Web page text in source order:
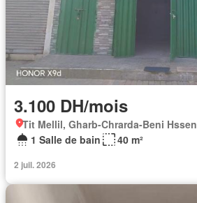
3.100 DH/mois
Tit Mellil, Gharb-Chrarda-Beni Hssen
1 Salle de bain
40 m²
2 juil. 2026